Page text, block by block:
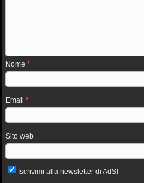
Nome*
Email*
Sito web
Iscrivimi alla newsletter di AdS!